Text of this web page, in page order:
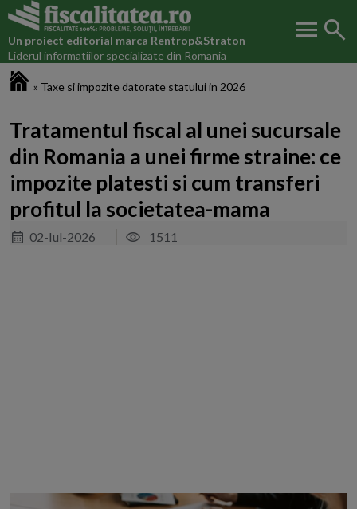
Un proiect editorial marca Rentrop&Straton -
Liderul informatiilor specializate din Romania
menu search
» Taxe si impozite datorate statului in 2026
Tratamentul fiscal al unei sucursale
din Romania a unei firme straine: ce
impozite platesti si cum transferi
profitul la societatea-mama
02-Iul-2026 1511